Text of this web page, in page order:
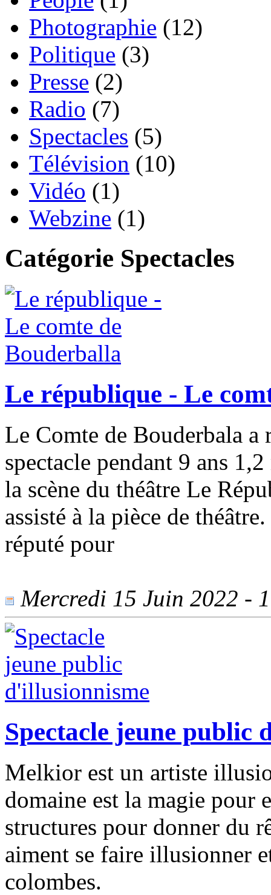
Photographie (12)
Politique (3)
Presse (2)
Radio (7)
Spectacles (5)
Télévision (10)
Vidéo (1)
Webzine (1)
Catégorie Spectacles
Le république - Le
Le Comte de Bouderbala a
spectacle pendant 9 ans
la scène du théâtre Le
assisté à la pièce de
réputé pour
Mercredi 15 Juin 2022 -
Spectacle jeune public
Melkior est un artiste
domaine est la magie pour
structures pour donner du
aiment se faire illusionner
colombes.